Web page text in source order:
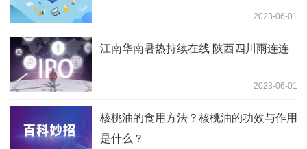
2023-06-01
江南华南暑热持续在线 陕西四川雨连连
2023-06-01
核桃油的食用方法？核桃油的功效与作用
是什么？